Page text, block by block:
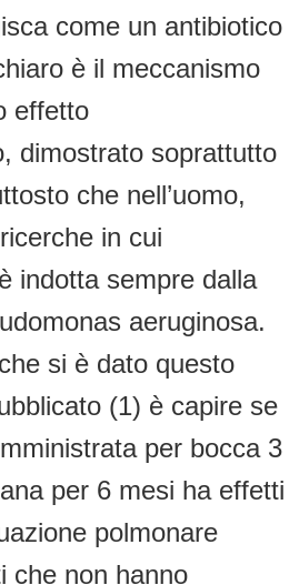
come un antibiotico
è il meccanismo
effetto
dimostrato soprattutto
che nell’uomo,
in cui
indotta sempre dalla
aeruginosa.
si è dato questo
(1) è capire se
per bocca 3
per 6 mesi ha effetti
polmonare
che non hanno